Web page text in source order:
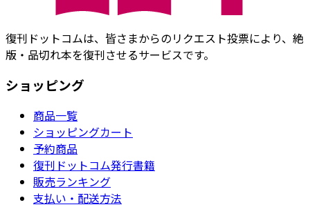
復刊ドットコムは、皆さまからのリクエスト投票により、絶
版・品切れ本を復刊させるサービスです。
ショッピング
商品一覧
ショッピングカート
予約商品
復刊ドットコム発行書籍
販売ランキング
支払い・配送方法